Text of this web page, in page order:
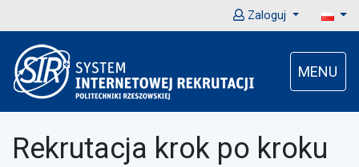
Zaloguj
MENU
Rekrutacja krok po kroku